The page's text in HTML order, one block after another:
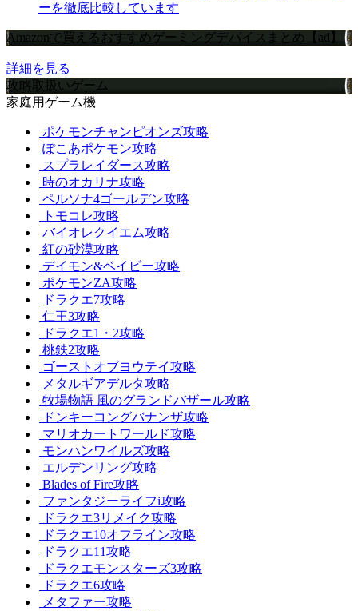
ーを徹底比較しています
Amazonで買えるおすすめゲーミングデバイスまとめ【ad】
詳細を見る
攻略取扱いゲーム
家庭用ゲーム機
ポケモンチャンピオンズ攻略
ぽこあポケモン攻略
スプラレイダース攻略
時のオカリナ攻略
ペルソナ4ゴールデン攻略
トモコレ攻略
バイオレクイエム攻略
紅の砂漠攻略
デイモン&ベイビー攻略
ポケモンZA攻略
ドラクエ7攻略
仁王3攻略
ドラクエ1・2攻略
桃鉄2攻略
ゴーストオブヨウテイ攻略
メタルギアデルタ攻略
牧場物語 風のグランドバザール攻略
ドンキーコングバナンザ攻略
マリオカートワールド攻略
モンハンワイルズ攻略
エルデンリング攻略
Blades of Fire攻略
ファンタジーライフi攻略
ドラクエ3リメイク攻略
ドラクエ10オフライン攻略
ドラクエ11攻略
ドラクエモンスターズ3攻略
ドラクエ6攻略
メタファー攻略